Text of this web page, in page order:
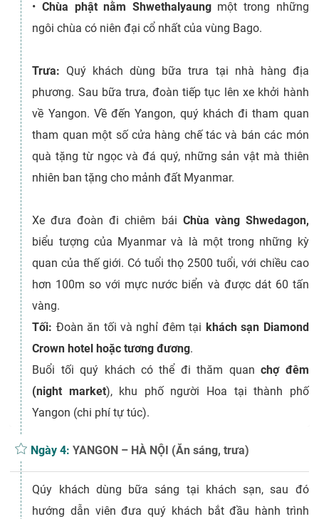
•Chùa phật nằm Shwethalyaungmột trong những
ngôi chùa có niên đại cổ nhất của vùng Bago.
Trưa: Quý khách dùng bữa trưa tại nhà hàng địa
phương. Sau bữa trưa, đoàn tiếp tục lên xe khởi hành
về Yangon. Về đến Yangon, quý khách đi tham quan
tham quan một số cửa hàng chế tác và bán các món
quà tặng từ ngọc và đá quý, những sản vật mà thiên
nhiên ban tặng cho mảnh đất Myanmar.
Xe đưa đoàn đi chiêm bái Chùa vàng Shwedagon,
biểu tượng của Myanmar và là một trong những kỳ
quan của thế giới. Có tuổi thọ 2500 tuổi, với chiều cao
hơn 100m so với mực nước biển và được dát 60 tấn
vàng.
Tối: Đoàn ăn tối và nghỉ đêm tại khách sạn Diamond
Crown hotel hoặc tương đương.
Buổi tối quý khách có thể đi thăm quanchợ đêm
(night market), khu phố người Hoa tại thành phố
Yangon (chi phí tự túc).
Ngày 4:YANGON – HÀ NỘI (Ăn sáng, trưa)
Qúy khách dùng bữa sáng tại khách sạn, sau đó
hướng dẫn viên đưa quý khách bắt đầu hành trình